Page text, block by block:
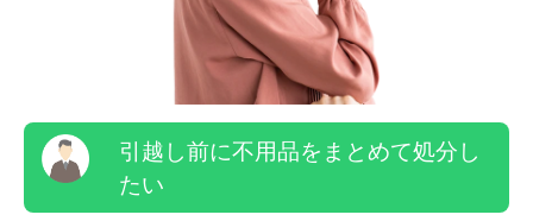
引越し前に不用品をまとめて処分し
たい